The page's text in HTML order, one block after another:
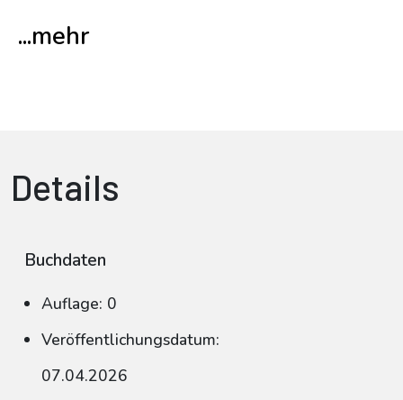
...mehr
Details
Buchdaten
Auflage: 0
Veröffentlichungsdatum:
07.04.2026